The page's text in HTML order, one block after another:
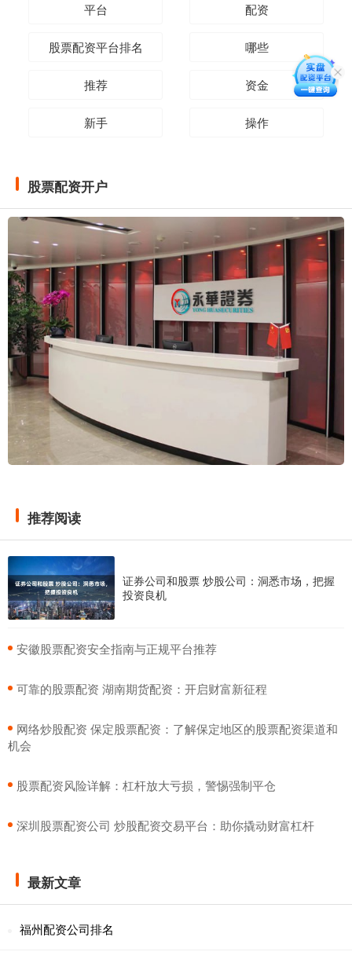
平台 配资
股票配资平台排名 哪些
推荐 资金
新手 操作
股票配资开户
推荐阅读
证券公司和股票 炒股公司：洞悉市场，把握
投资良机
​安徽股票配资安全指南与正规平台推荐
​可靠的股票配资 湖南期货配资：开启财富新征程
​网络炒股配资 保定股票配资：了解保定地区的股票配资渠道和
机会
​股票配资风险详解：杠杆放大亏损，警惕强制平仓
​深圳股票配资公司 炒股配资交易平台：助你撬动财富杠杆
最新文章
福州配资公司排名